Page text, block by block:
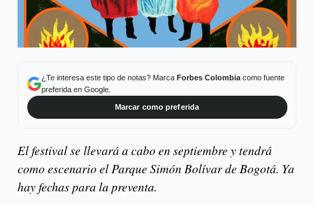
¿Te interesa este tipo de notas? Marca Forbes Colombiacomo fuente
preferida en Google.
Marcar como preferida
El festival se llevará a cabo en septiembre y tendrá
como escenario el Parque Simón Bolívar de Bogotá. Ya
hay fechas para la preventa.